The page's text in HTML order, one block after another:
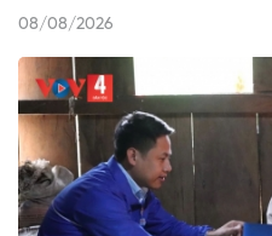
08/08/2026